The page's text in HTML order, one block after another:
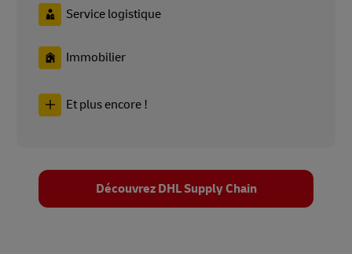
Service logistique
Immobilier
Et plus encore !
Découvrez DHL Supply Chain